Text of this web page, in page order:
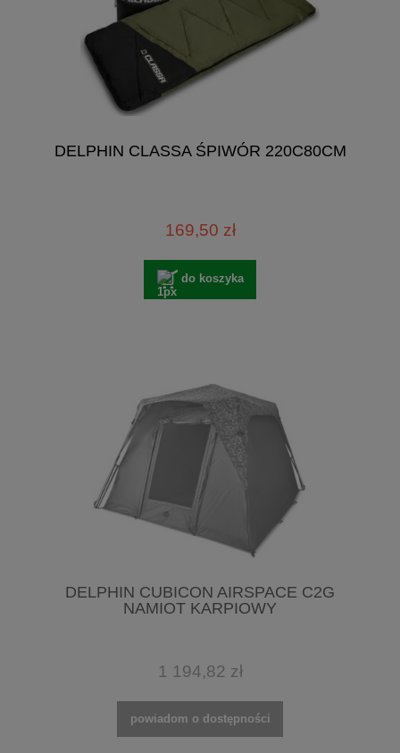
DELPHIN CLASSA ŚPIWÓR 220C80CM
169,50 zł
do koszyka
DELPHIN CUBICON AIRSPACE C2G
NAMIOT KARPIOWY
1 194,82 zł
powiadom o dostępności